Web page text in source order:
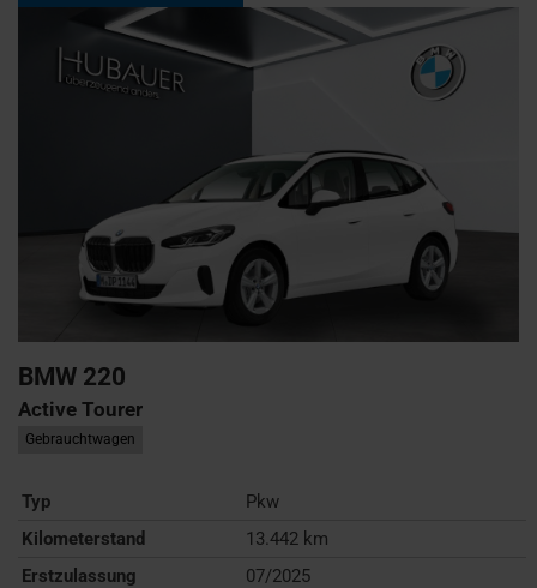
BMW 220
Active Tourer
Gebrauchtwagen
Typ
Pkw
Kilometerstand
13.442 km
Erstzulassung
07/2025